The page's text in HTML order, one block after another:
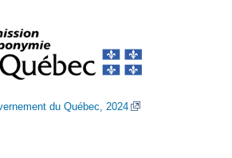
du Québec, 2024